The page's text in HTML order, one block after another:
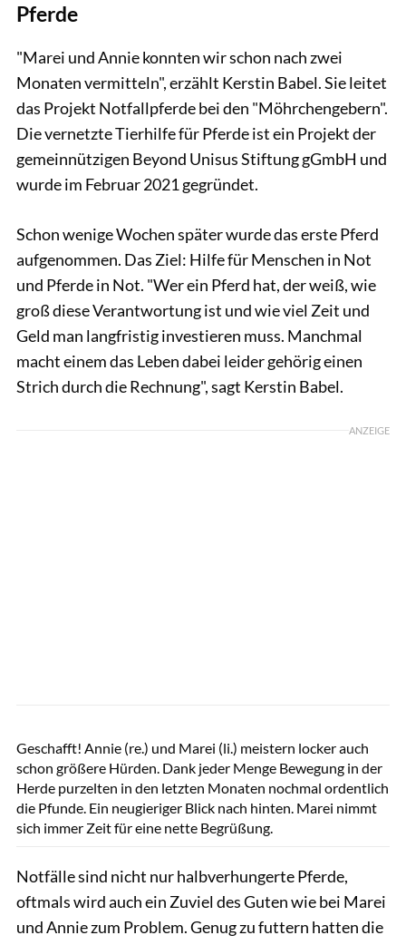
Pferde
"Marei und Annie konnten wir schon nach zwei
Monaten vermitteln", erzählt Kerstin Babel. Sie leitet
das Projekt Notfallpferde bei den "Möhrchengebern".
Die vernetzte Tierhilfe für Pferde ist ein Projekt der
gemeinnützigen Beyond Unisus Stiftung gGmbH und
wurde im Februar 2021 gegründet.
Schon wenige Wochen später wurde das erste Pferd
aufgenommen. Das Ziel: Hilfe für Menschen in Not
und Pferde in Not. "Wer ein Pferd hat, der weiß, wie
groß diese Verantwortung ist und wie viel Zeit und
Geld man langfristig investieren muss. Manchmal
macht einem das Leben dabei leider gehörig einen
Strich durch die Rechnung", sagt Kerstin Babel.
ANZEIGE
Geschafft! Annie (re.) und Marei (li.) meistern locker auch
schon größere Hürden. Dank jeder Menge Bewegung in der
Herde purzelten in den letzten Monaten nochmal ordentlich
die Pfunde. Ein neugieriger Blick nach hinten. Marei nimmt
sich immer Zeit für eine nette Begrüßung.
Notfälle sind nicht nur halbverhungerte Pferde,
oftmals wird auch ein Zuviel des Guten wie bei Marei
und Annie zum Problem. Genug zu futtern hatten die